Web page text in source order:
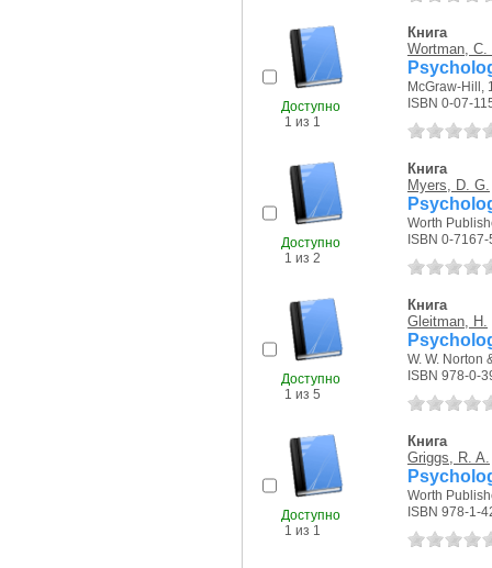
Доступно
1 из 1
Книга
Wortman, C.
McGraw-Hill,
ISBN 0-07-
Доступно
1 из 2
Книга
Myers, D. G.
Worth
ISBN 0-
Доступно
1 из 5
Книга
Gleitman, H.
W. W. Norton
ISBN 978-0-
Доступно
1 из 1
Книга
Griggs, R. A.
Worth
ISBN 978-1-